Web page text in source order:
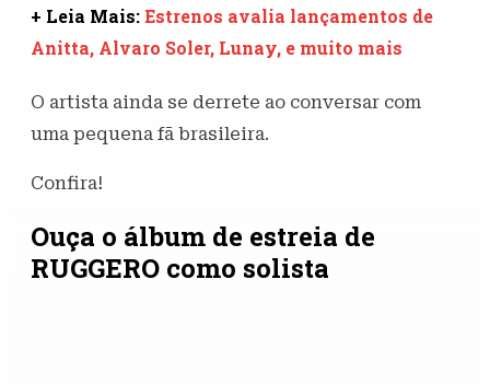
+ Leia Mais:Estrenos avalia lançamentos de
Anitta, Alvaro Soler, Lunay, e muito mais
O artista ainda se derrete ao conversar com
uma pequena fã brasileira.
Confira!
Ouça o álbum de estreia de
RUGGERO como solista